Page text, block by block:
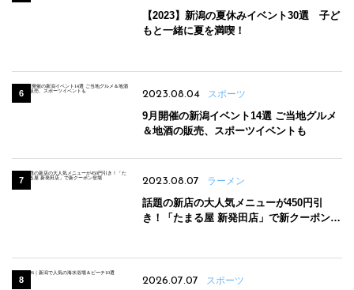
【2023】新潟の夏休みイベント30選 子ど
もと一緒に夏を満喫！
2023.08.04 スポーツ
9月開催の新潟イベント14選 ご当地グルメ
＆地酒の販売、スポーツイベントも
2023.08.07 ラーメン
話題の新店の大人気メニューが450円引
き！「たまる屋 新発田店」で新クーポン登
2026.07.07 スポーツ